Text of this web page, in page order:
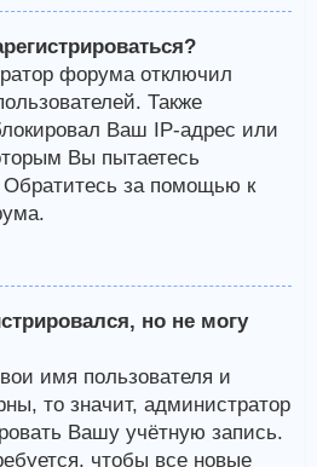
форума отключил
Также
Ваш IP-адрес или
Вы пытаетесь
Обратитесь за помощью к
но не могу
имя пользователя и
то значит, администратор
Вашу учётную запись.
чтобы все новые